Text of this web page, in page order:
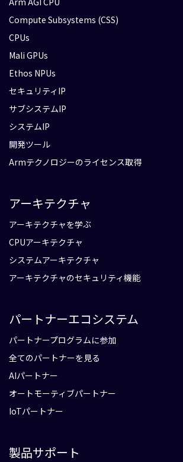
Compute Subsystems (CSS)
CPUs
Mali GPUs
Ethos NPUs
セキュリティIP
サブシステムIP
システムIP
開発ツール
Armテクノロジーのライセンス取得
アーキテクチャ
アーキテクチャを学ぶ
CPUアーキテクチャ
システムアーキテクチャ
アーキテクチャのセキュリティ機能
パートナーエコシステム
パートナープログラムに参加
全てのパートナーを見る
AIパートナー
オートモーティブパートナー
IoTパートナー
製品サポート